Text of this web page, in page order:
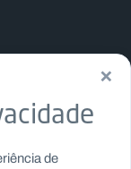
×
de